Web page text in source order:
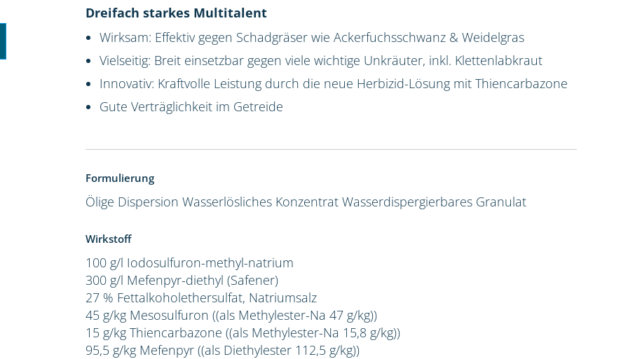
Dreifach starkes Multitalent
Wirksam: Effektiv gegen Schadgräser wie Ackerfuchsschwanz & Weidelgras
Vielseitig: Breit einsetzbar gegen viele wichtige Unkräuter, inkl. Klettenlabkraut
Innovativ: Kraftvolle Leistung durch die neue Herbizid-Lösung mit Thiencarbazone
Gute Verträglichkeit im Getreide
Formulierung
Ölige Dispersion Wasserlösliches Konzentrat Wasserdispergierbares Granulat
Wirkstoff
100 g/l Iodosulfuron-methyl-natrium
300 g/l Mefenpyr-diethyl (Safener)
27 % Fettalkoholethersulfat, Natriumsalz
45 g/kg Mesosulfuron ((als Methylester-Na 47 g/kg))
15 g/kg Thiencarbazone ((als Methylester-Na 15,8 g/kg))
95,5 g/kg Mefenpyr ((als Diethylester 112,5 g/kg))